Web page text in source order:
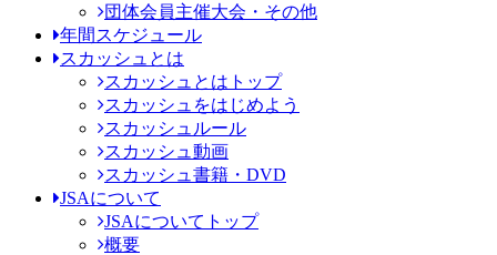
団体会員主催大会・その他
年間スケジュール
スカッシュとは
スカッシュとはトップ
スカッシュをはじめよう
スカッシュルール
スカッシュ動画
スカッシュ書籍・DVD
JSAについて
JSAについてトップ
概要